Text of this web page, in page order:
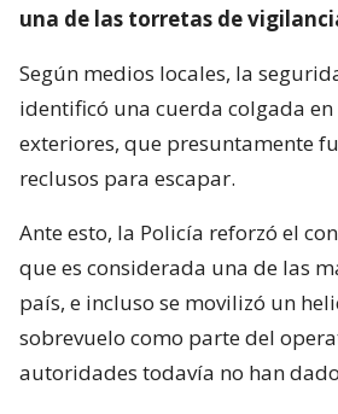
una de las torretas de
Según medios locales, la
identificó una cuerda colgada
exteriores, que presuntamente
reclusos para escapar.
Ante esto, la Policía reforzó el
que es considerada una de las
país, e incluso se movilizó un
sobrevuelo como parte del
autoridades todavía no han